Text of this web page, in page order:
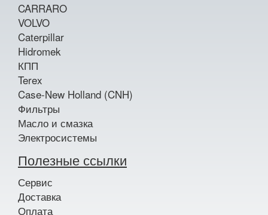
CARRARO
VOLVO
Caterpillar
Hidromek
КПП
Terex
Case-New Holland (CNH)
Фильтры
Масло и смазка
Электросистемы
Полезные ссылки
Сервис
Доставка
Оплата